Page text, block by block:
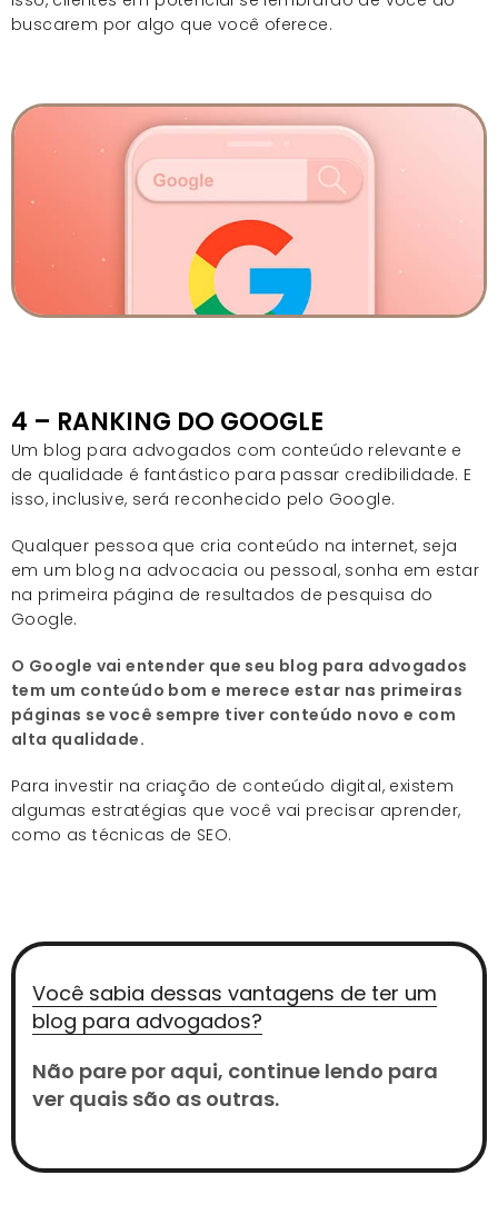
buscarem por algo que você oferece.
4 – RANKING DO GOOGLE
Um blog para advogados com conteúdo relevante e
de qualidade é fantástico para passar credibilidade. E
isso, inclusive, será reconhecido pelo Google.
Qualquer pessoa que cria conteúdo na internet, seja
em um blog na advocacia ou pessoal, sonha em estar
na primeira página de resultados de pesquisa do
Google.
O Google vai entender que seu blog para advogados
tem um conteúdo bom e merece estar nas primeiras
páginas se você sempre tiver conteúdo novo e com
alta qualidade.
Para investir na criação de conteúdo digital, existem
algumas estratégias que você vai precisar aprender,
como as técnicas de SEO.
Você sabia dessas vantagens de ter um
blog para advogados?
Não pare por aqui, continue lendo para
ver quais são as outras.